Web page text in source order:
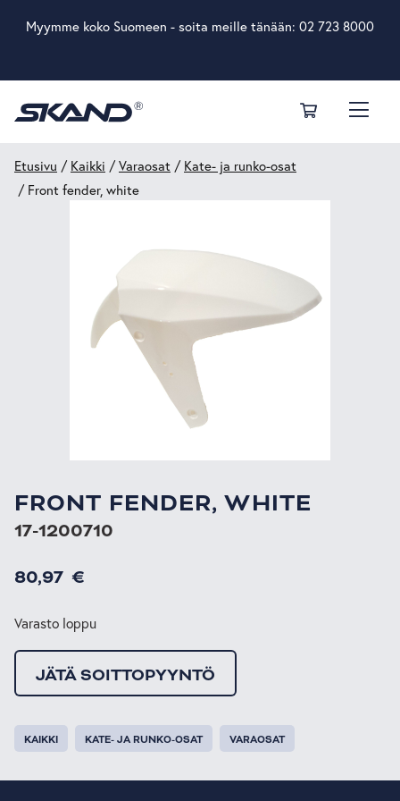
Myymme koko Suomeen - soita meille tänään: 02 723 8000
Etusivu / Kaikki /Varaosat / Kate- ja runko-osat
/ Front fender, white
FRONT FENDER, WHITE
17-1200710
80,97 €
Varasto loppu
JÄTÄ SOITTOPYYNTÖ
KAIKKI KATE- JA RUNKO-OSAT VARAOSAT